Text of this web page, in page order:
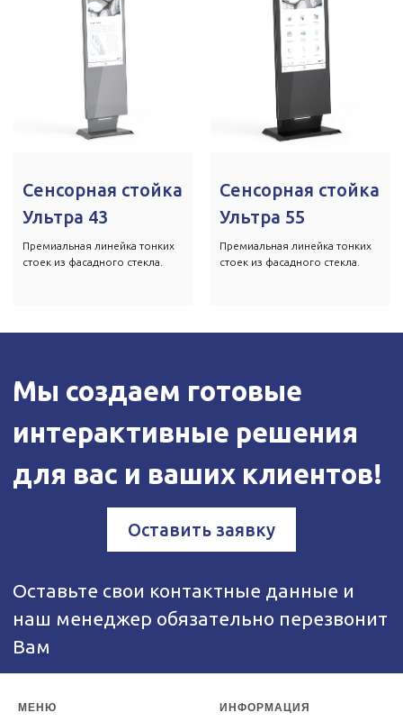
Сенсорная стойка
Ультра 43
Премиальная линейка тонких
стоек из фасадного стекла.
Сенсорная стойка
Ультра 55
Премиальная линейка тонких
стоек из фасадного стекла.
МЕНЮ ИНФОРМАЦИЯ